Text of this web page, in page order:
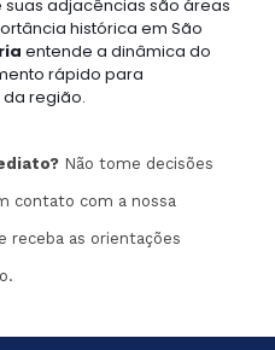
suas adjacências são áreas
histórica em São
entende a dinâmica do
rápido para
da região.
Não tome decisões
contato com a nossa
receba as orientações